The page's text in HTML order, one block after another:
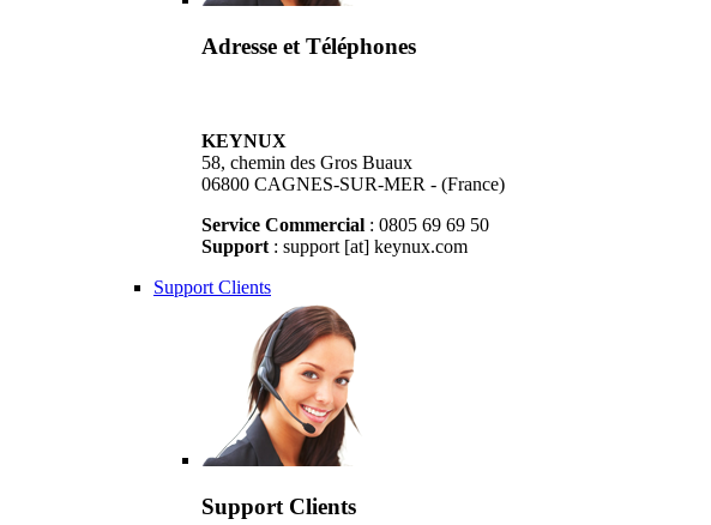
Adresse et Téléphones
KEYNUX
58, chemin des Gros Buaux
06800 CAGNES-SUR-MER - (France)
Service Commercial : 0805 69 69 50
Support : support [at] keynux.com
Support Clients
Support Clients